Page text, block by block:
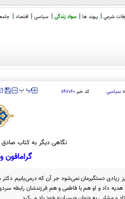
شرعی پیوند ها سواد زندگی سیاسی اقتصاد
مصاحبه با
» سیاسی کد خبر۸۹۷۰۶۰ ‍‍‍ پپ
نگاهی دیگر به کتاب صادق
زیادی دستگیرمان نمی‌شود جر آن که درمی‌یابیم
هدیه داد و او هم با فاطمی و هم فرزندشان رابطه